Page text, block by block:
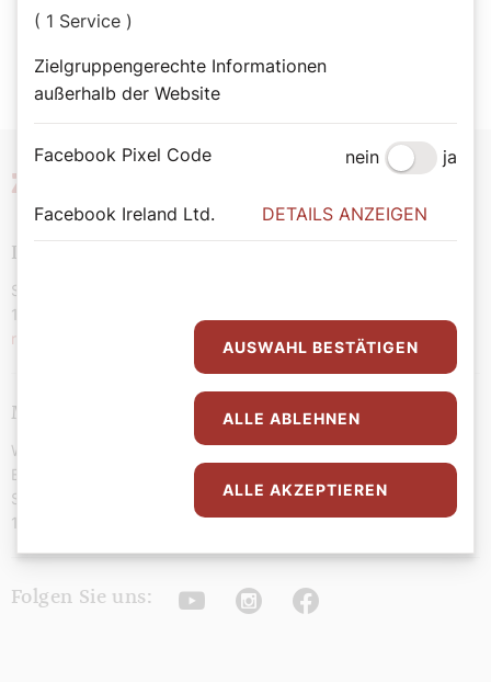
Zeit
Der SONNTAG
Stephansplatz 4/VI/DG
1010 Wien
redaktion@dersonntag.at
Medieninhaberin
Wiener Dom-Verlag Ges. m.b.H.
Buch- und Zeitungsverlag
Stephansplatz 4/VI/DG
1010 Wien
Folgen Sie uns: YoutubeInstagramFacebook
( 1 Service )
Zielgruppengerechte Informationen
außerhalb der Website
Facebook Pixel Code nein ja
Facebook Ireland Ltd. DETAILS ANZEIGEN
AUSWAHL BESTÄTIGEN
ALLE ABLEHNEN
ALLE AKZEPTIEREN